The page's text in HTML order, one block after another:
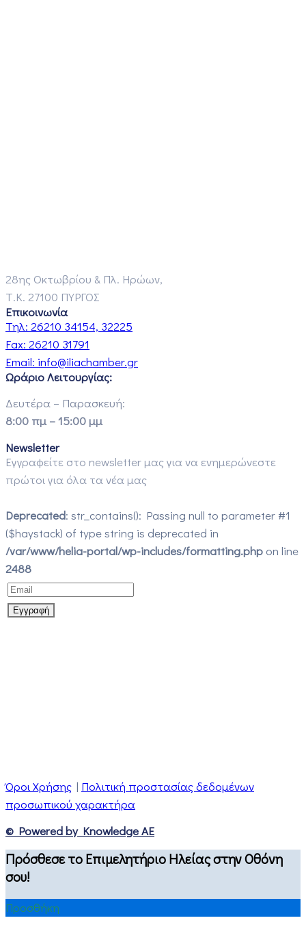
28ης Οκτωβρίου & Πλ. Ηρώων,
Τ.Κ. 27100 ΠΥΡΓΟΣ
Επικοινωνία
Τηλ: 26210 34154, 32225
Fax: 26210 31791
Email: info@iliachamber.gr
Ωράριο Λειτουργίας:
Δευτέρα – Παρασκευή:
8:00 πμ – 15:00 μμ
Newsletter
Εγγραφείτε στο newsletter μας για να ενημερώνεστε
πρώτοι για όλα τα νέα μας
Deprecated: str_contains(): Passing null to parameter #1
($haystack) of type string is deprecated in
/var/www/helia-portal/wp-includes/formatting.php on line
2488
Όροι Χρήσης | Πολιτική προστασίας δεδομένων
προσωπικού χαρακτήρα
© Powered by Knowledge AE
Πρόσθεσε το Επιμελητήριο Ηλείας στην Οθόνη
σου!
Προσθήκη